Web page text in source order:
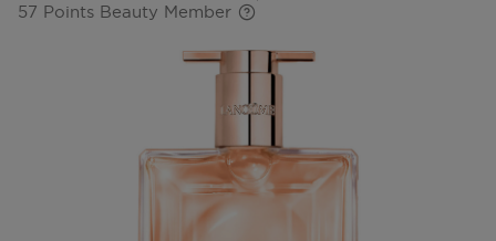
57 Points Beauty Member